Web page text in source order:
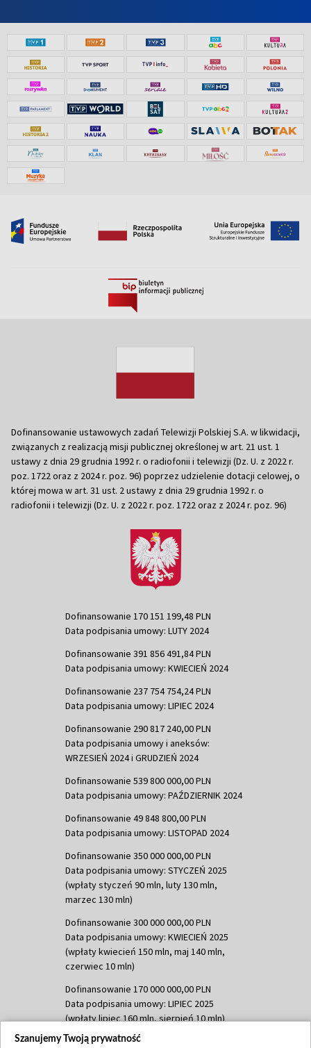
Dofinansowanie ustawowych zadań Telewizji Polskiej S.A. w likwidacji,
związanych z realizacją misji publicznej określonej w art. 21 ust. 1
ustawy z dnia 29 grudnia 1992 r. o radiofonii i telewizji (Dz. U. z 2022 r.
poz. 1722 oraz z 2024 r. poz. 96) poprzez udzielenie dotacji celowej, o
której mowa w art. 31 ust. 2 ustawy z dnia 29 grudnia 1992 r. o
radiofonii i telewizji (Dz. U. z 2022 r. poz. 1722 oraz z 2024 r. poz. 96)
Dofinansowanie 170 151 199,48 PLN
Data podpisania umowy: LUTY 2024
Dofinansowanie 391 856 491,84 PLN
Data podpisania umowy: KWIECIEŃ 2024
Dofinansowanie 237 754 754,24 PLN
Data podpisania umowy: LIPIEC 2024
Dofinansowanie 290 817 240,00 PLN
Data podpisania umowy i aneksów:
WRZESIEŃ 2024 i GRUDZIEŃ 2024
Dofinansowanie 539 800 000,00 PLN
Data podpisania umowy: PAŹDZIERNIK 2024
Dofinansowanie 49 848 800,00 PLN
Data podpisania umowy: LISTOPAD 2024
Dofinansowanie 350 000 000,00 PLN
Data podpisania umowy: STYCZEŃ 2025
(wpłaty styczeń 90 mln, luty 130 mln,
marzec 130 mln)
Dofinansowanie 300 000 000,00 PLN
Data podpisania umowy: KWIECIEŃ 2025
(wpłaty kwiecień 150 mln, maj 140 mln,
czerwiec 10 mln)
Dofinansowanie 170 000 000,00 PLN
Data podpisania umowy: LIPIEC 2025
(wpłaty lipiec 160 mln, sierpień 10 mln)
Dofinansowanie 60 000 000,00 PLN
Szanujemy Twoją prywatność